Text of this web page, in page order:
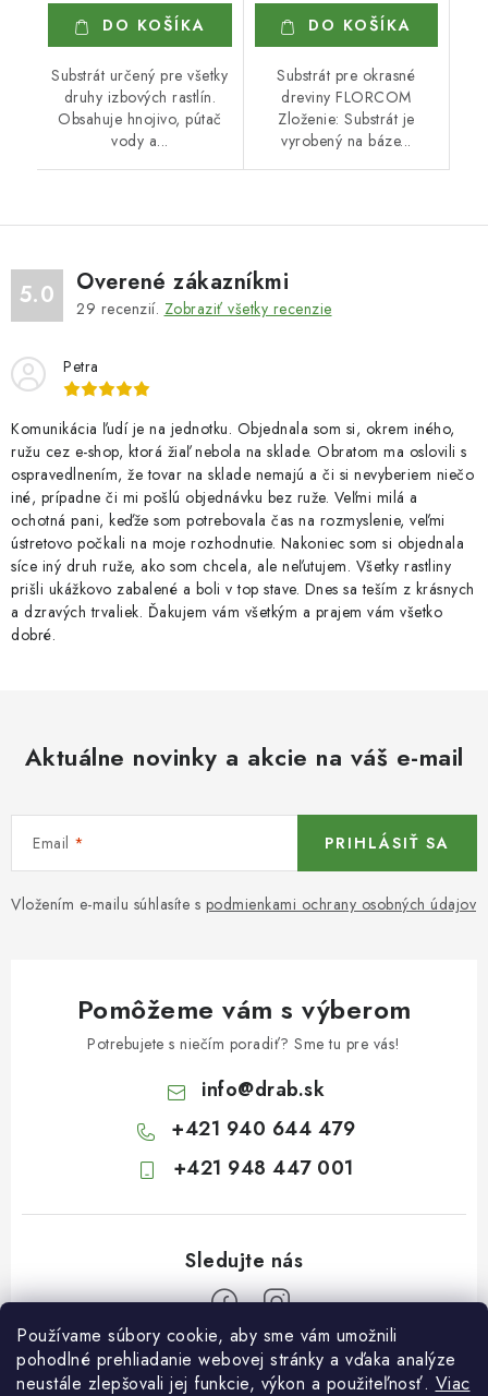
Používame súbory cookie, aby sme vám umožnili
pohodlné prehliadanie webovej stránky a vďaka analýze
neustále zlepšovali jej funkcie, výkon a použiteľnosť. Viac
DO KOŠÍKA
Substrát určený pre všetky
druhy izbových rastlín.
Obsahuje hnojivo, pútač
vody a...
DO KOŠÍKA
Substrát pre okrasné
dreviny FLORCOM
Zloženie: Substrát je
vyrobený na báze...
5.0 Overené zákazníkmi
29 recenzií. Zobraziť všetky recenzie
Petra
Komunikácia ľudí je na jednotku. Objednala som si, okrem iného,
ružu cez e-shop, ktorá žiaľ nebola na sklade. Obratom ma oslovili s
ospravedlnením, že tovar na sklade nemajú a či si nevyberiem niečo
iné, prípadne či mi pošlú objednávku bez ruže. Veľmi milá a
ochotná pani, keďže som potrebovala čas na rozmyslenie, veľmi
ústretovo počkali na moje rozhodnutie. Nakoniec som si objednala
síce iný druh ruže, ako som chcela, ale neľutujem. Všetky rastliny
prišli ukážkovo zabalené a boli v top stave. Dnes sa teším z krásnych
a dzravých trvaliek. Ďakujem vám všetkým a prajem vám všetko
dobré.
Aktuálne novinky a akcie na váš e-mail
Email
Vložením e-mailu súhlasíte s podmienkami ochrany osobných údajov
PRIHLÁSIŤ SA
Pomôžeme vám s výberom
Potrebujete s niečím poradiť? Sme tu pre vás!
info@drab.sk
+421 940 644 479
+421 948 447 001